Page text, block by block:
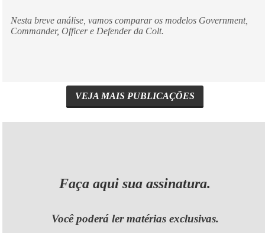
Nesta breve análise, vamos comparar os modelos Government,
Commander, Officer e Defender da Colt.
VEJA MAIS PUBLICAÇÕES
Faça aqui sua assinatura.
Você poderá ler matérias exclusivas.